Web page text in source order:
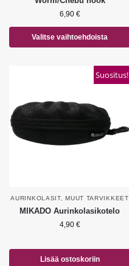
6,90 €
Valitse vaihtoehdoista
Suositus!
AURINKOLASIT,MUUT TARVIKKEET
MIKADO Aurinkolasikotelo
4,90 €
Lisää ostoskoriin